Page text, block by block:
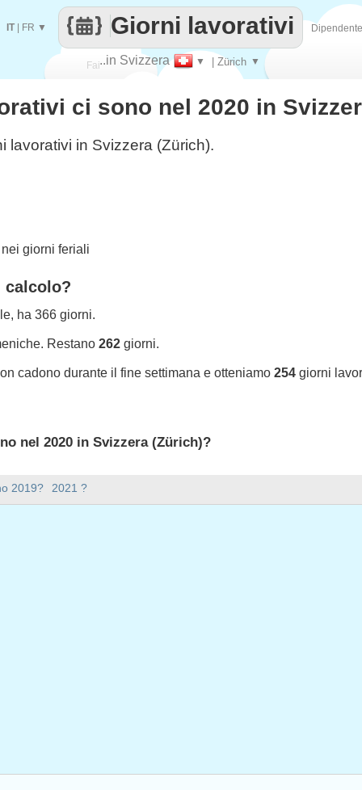
Fai
contare
..in Svizzera ▼ | Zürich ▼
Giorni lavorativi
IT| FR ▼
2019? 2021 ?
ci sono nel 2020 in
lavorativi in Svizzera (Zürich).
giorni feriali
calcolo?
ha 366 giorni.
Restano 262 giorni.
cadono durante il fine settimana e otteniamo 254 giorni
nel 2020 in Svizzera (Zürich)?